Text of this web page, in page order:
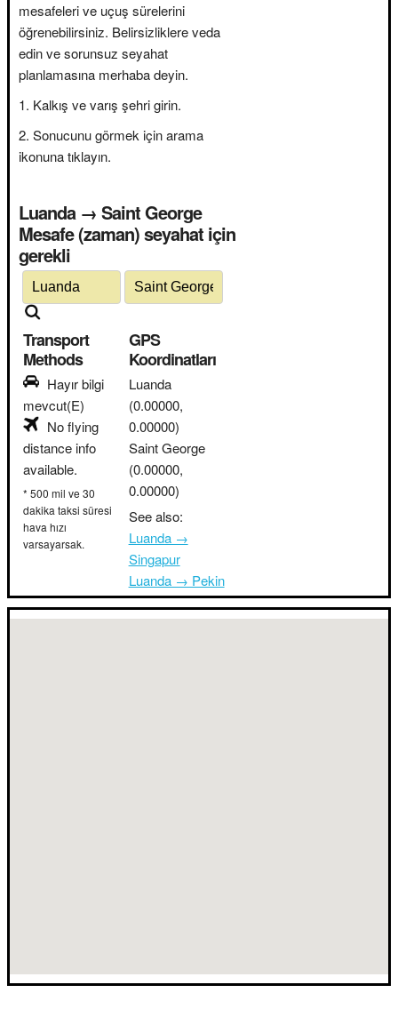
mesafeleri ve uçuş sürelerini
öğrenebilirsiniz. Belirsizliklere veda
edin ve sorunsuz seyahat
planlamasına merhaba deyin.
Kalkış ve varış şehri girin.
Sonucunu görmek için arama
ikonuna tıklayın.
Luanda → Saint George
Mesafe (zaman) seyahat için
gerekli
Transport
Methods
Hayır bilgi
mevcut(E)
No flying
distance info
available.
* 500 mil ve 30
dakika taksi süresi
hava hızı
varsayarsak.
GPS
Koordinatları
Luanda
(0.00000,
0.00000)
Saint George
(0.00000,
0.00000)
See also:
Luanda →
Singapur
Luanda → Pekin